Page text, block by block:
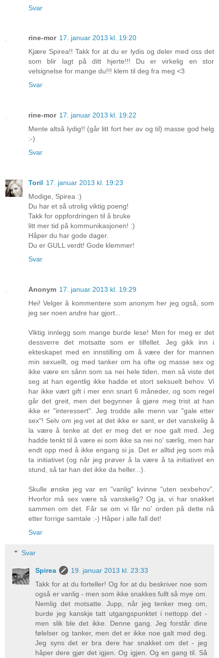
Svar
rine-mor 17. januar 2013 kl. 19:20
Kjære Spirea!! Takk for at du er lydis og deler med oss det
som blir lagt på ditt hjerte!!! Du er virkelig en stor
velsignelse for mange du!!! klem til deg fra meg <3
Svar
rine-mor 17. januar 2013 kl. 19:22
Mente altså lydig!! (går litt fort her av og til) masse god helg
:-)
Svar
Toril 17. januar 2013 kl. 19:23
Modige, Spirea :)
Du har et så utrolig viktig poeng!
Takk for oppfordringen til å bruke
litt mer tid på kommunikasjonen! :)
Håper du har gode dager.
Du er GULL verdt! Gode klemmer!
Svar
Anonym 17. januar 2013 kl. 19:29
Hei! Velger å kommentere som anonym her jeg også, som
jeg ser noen andre har gjort...
Viktig innlegg som mange burde lese! Men for meg er det
dessverre det motsatte som er tilfellet. Jeg gikk inn i
ekteskapet med en innstilling om å være der for mannen
min sexuellt, og med tanker om ha ofte og masse sex og
ikke være en sånn som sa nei hele tiden, men så viste det
seg at han egentlig ikke hadde et stort seksuelt behov. Vi
har ikke vært gift i mer enn snart 6 måneder, og som regel
går det greit, men det begynner å gjøre meg trist at han
ikke er "interessert". Jeg trodde alle menn var "gale etter
sex"! Selv om jeg vet at det ikke er sant, er det vanskelig å
la være å tenke at det er meg det er noe galt med. Jeg
hadde tenkt til å være ei som ikke sa nei no' særlig, men har
endt opp med å ikke engang si ja. Det er alltid jeg som må
ta initiativet (og når jeg prøver å la være å ta initiativet en
stund, så tar han det ikke da heller...).
Skulle ønske jeg var en "vanlig" kvinne "uten sexbehov".
Hvorfor må sex være så vanskelig? Og ja, vi har snakket
sammen om det. Får se om vi får no' orden på dette nå
etter forrige samtale :-) Håper i alle fall det!
Svar
Svar
Spirea
19. januar 2013 kl. 23:33
Takk for at du forteller! Og for at du beskriver noe som
også er vanlig - men som ikke snakkes fullt så mye om.
Nemlig det motsatte. Jupp, når jeg tenker meg om,
burde jeg kanskje tatt utgangspunktet i nettopp det -
men slik ble det ikke. Denne gang. Jeg forstår dine
følelser og tanker, men det er ikke noe galt med deg.
Jeg syns det er bra dere har snakket om det - jeg
håper dere gjør det igjen. Og igjen. Og en gang til. Så